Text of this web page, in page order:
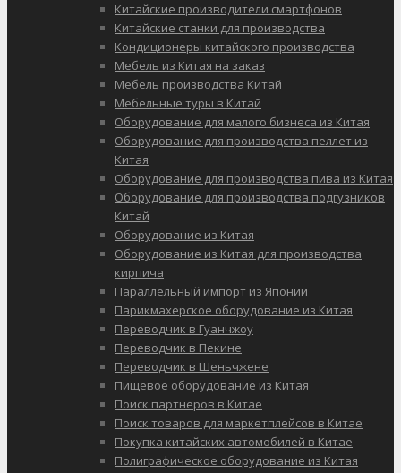
Китайские производители смартфонов
Китайские станки для производства
Кондиционеры китайского производства
Мебель из Китая на заказ
Мебель производства Китай
Мебельные туры в Китай
Оборудование для малого бизнеса из Китая
Оборудование для производства пеллет из
Китая
Оборудование для производства пива из Китая
Оборудование для производства подгузников
Китай
Оборудование из Китая
Оборудование из Китая для производства
кирпича
Параллельный импорт из Японии
Парикмахерское оборудование из Китая
Переводчик в Гуанчжоу
Переводчик в Пекине
Переводчик в Шеньчжене
Пищевое оборудование из Китая
Поиск партнеров в Китае
Поиск товаров для маркетплейсов в Китае
Покупка китайских автомобилей в Китае
Полиграфическое оборудование из Китая